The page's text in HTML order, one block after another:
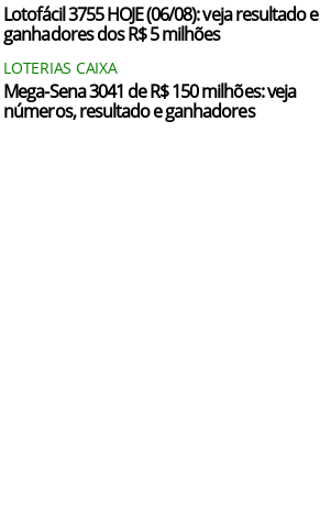
Lotofácil 3755 HOJE (06/08): veja resultado e
ganhadores dos R$ 5 milhões
LOTERIAS CAIXA
Mega-Sena 3041 de R$ 150 milhões: veja
números, resultado e ganhadores